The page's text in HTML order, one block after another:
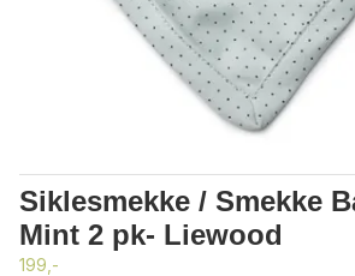
Siklesmekke / Smekke
Mint 2 pk- Liewood
199,-